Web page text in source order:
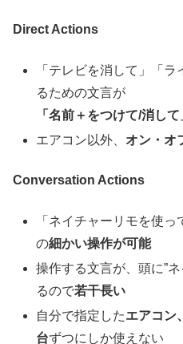
Direct Actions
「テレビを消して」「
るための文言が
「名前＋をつけて/消し
エアコン以外、 オン・オ
Conversation Actions
「ネイチャーリモを使
の細かい操作が可能
操作する文言が、頭に”
るので若干長い
自分で指定したエアコン
台ずつにしか使えない